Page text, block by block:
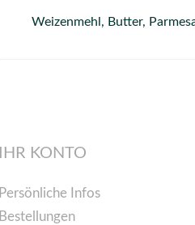
Weizenmehl, Butter,
IHR KONTO
Persönliche Infos
Bestellungen